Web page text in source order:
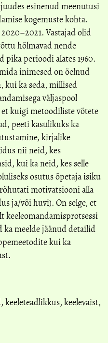
esinenud meenutusi
kogemuste kohta.
Vastajad olid
hõlmavad nende
pika perioodi alates 1960.
inimesed on öelnud
kui ka seda, millised
väljaspool
kuigi metoodiliste võtete
peeti kasulikuks ka
kirjalike
nii neid, kes
kui ka neid, kes selle
osutus õpetaja isiku
motivatsiooni alla
ja/või huvi). On selge, et
keeleomandamisprotsessi
meelde jäänud detailid
kui ka
, keeleteadlikkus, keelevaist,